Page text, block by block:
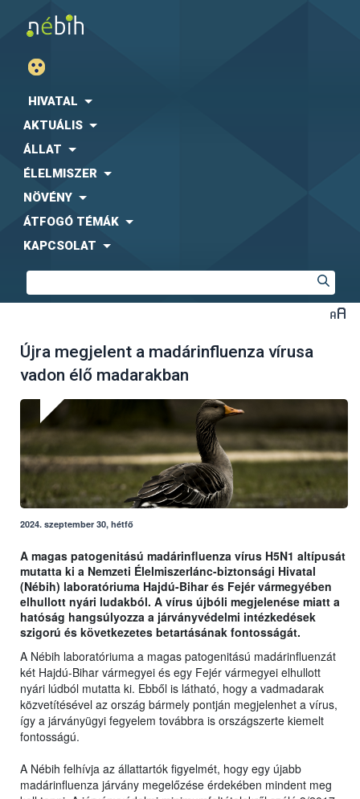
HIVATAL
AKTUÁLIS
ÁLLAT
ÉLELMISZER
NÖVÉNY
ÁTFOGÓ TÉMÁK
KAPCSOLAT
Újra megjelent a madárinfluenza vírusa
vadon élő madarakban
2024. szeptember 30, hétfő
A magas patogenitású madárinfluenza vírus H5N1 altípusát
mutatta ki a Nemzeti Élelmiszerlánc-biztonsági Hivatal
(Nébih) laboratóriuma Hajdú-Bihar és Fejér vármegyében
elhullott nyári ludakból. A vírus újbóli megjelenése miatt a
hatóság hangsúlyozza a járványvédelmi intézkedések
szigorú és következetes betartásának fontosságát.
A Nébih laboratóriuma a magas patogenitású madárinfluenzát
két Hajdú-Bihar vármegyei és egy Fejér vármegyei elhullott
nyári lúdból mutatta ki. Ebből is látható, hogy a vadmadarak
közvetítésével az ország bármely pontján megjelenhet a vírus,
így a járványügyi fegyelem továbbra is országszerte kiemelt
fontosságú.
A Nébih felhívja az állattartók figyelmét, hogy egy újabb
madárinfluenza járvány megelőzése érdekében mindent meg